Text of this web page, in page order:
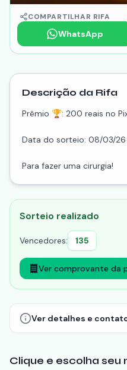
COMPARTILHAR RIFA
WhatsApp
Descrição da Rifa
Prêmio 🏆: 200 reais no
Data do sorteio: 08/03/26
Para fazer uma cirurgia!
Sorteio realizado
Vencedores: 135
Ver comprovante da
Ver detalhes e
Clique e escolha seu